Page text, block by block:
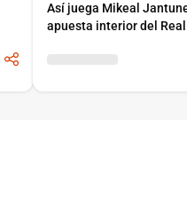
Así juega Mikeal
apuesta interior del